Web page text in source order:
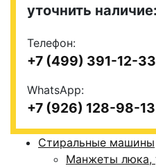
уточнить наличие:
Телефон:
+7 (499) 391-12-33
WhatsApp:
+7 (926) 128-98-13
Стиральные машины
Манжеты люка,